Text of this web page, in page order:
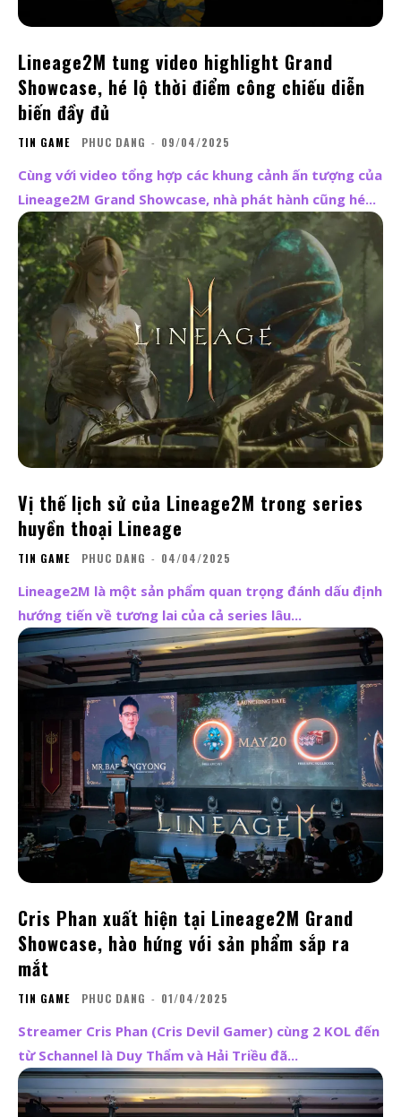
Lineage2M tung video highlight Grand
Showcase, hé lộ thời điểm công chiếu diễn
biến đầy đủ
TIN GAME PHUC DANG - 09/04/2025
Cùng với video tổng hợp các khung cảnh ấn tượng của
Lineage2M Grand Showcase, nhà phát hành cũng hé...
Vị thế lịch sử của Lineage2M trong series
huyền thoại Lineage
TIN GAME PHUC DANG - 04/04/2025
Lineage2M là một sản phẩm quan trọng đánh dấu định
hướng tiến về tương lai của cả series lâu...
Cris Phan xuất hiện tại Lineage2M Grand
Showcase, hào hứng với sản phẩm sắp ra
mắt
TIN GAME PHUC DANG - 01/04/2025
Streamer Cris Phan (Cris Devil Gamer) cùng 2 KOL đến
từ Schannel là Duy Thẩm và Hải Triều đã...